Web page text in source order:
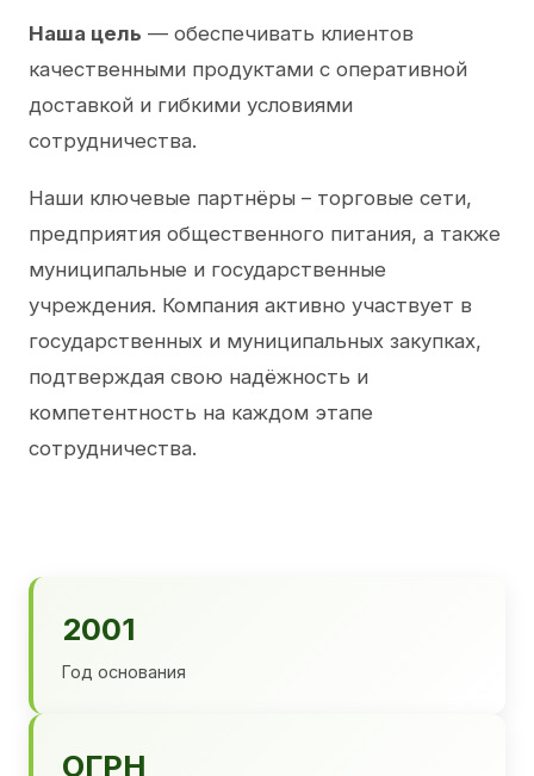
Наша цель — обеспечивать клиентов
качественными продуктами с оперативной
доставкой и гибкими условиями
сотрудничества.
Наши ключевые партнёры – торговые сети,
предприятия общественного питания, а также
муниципальные и государственные
учреждения. Компания активно участвует в
государственных и муниципальных закупках,
подтверждая свою надёжность и
компетентность на каждом этапе
сотрудничества.
2001
Год основания
ОГРН